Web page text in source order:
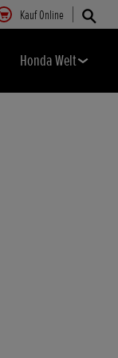
Kauf Online
Honda Welt